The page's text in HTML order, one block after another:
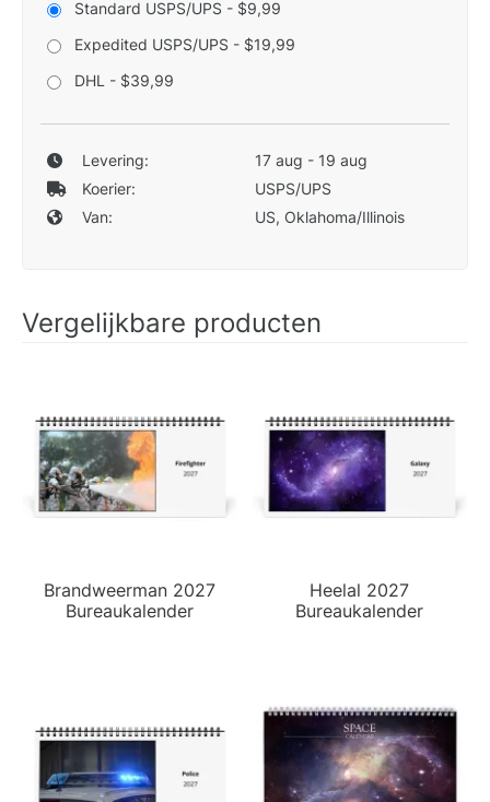
Standard USPS/UPS - $9,99
Expedited USPS/UPS - $19,99
DHL - $39,99
Levering:
17 aug - 19 aug
Koerier:
USPS/UPS
Van:
US, Oklahoma/Illinois
Vergelijkbare producten
Brandweerman 2027
Bureaukalender
Heelal 2027
Bureaukalender